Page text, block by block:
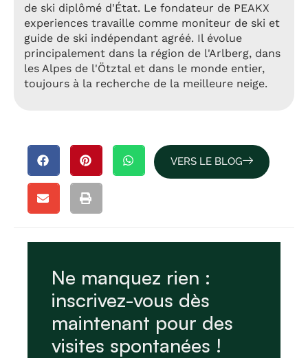
de ski diplômé d'État. Le fondateur de PEAKX
experiences travaille comme moniteur de ski et
guide de ski indépendant agréé. Il évolue
principalement dans la région de l'Arlberg, dans
les Alpes de l'Ötztal et dans le monde entier,
toujours à la recherche de la meilleure neige.
VERS LE BLOG
Ne manquez rien :
inscrivez-vous dès
maintenant pour des
visites spontanées !